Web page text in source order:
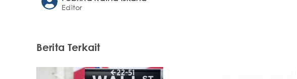
Editor
Berita Terkait